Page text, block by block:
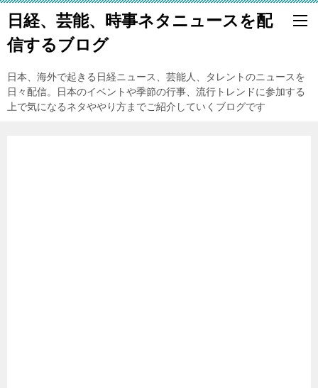
日経、芸能、時事ネタニュースを配
信するブログ
日本、海外で起きる日経ニュース、芸能人、タレントのニュースを
日々配信。日本のイベントや季節の行事、流行トレンドに参加する
上で気になるネタややり方までご紹介していくブログです